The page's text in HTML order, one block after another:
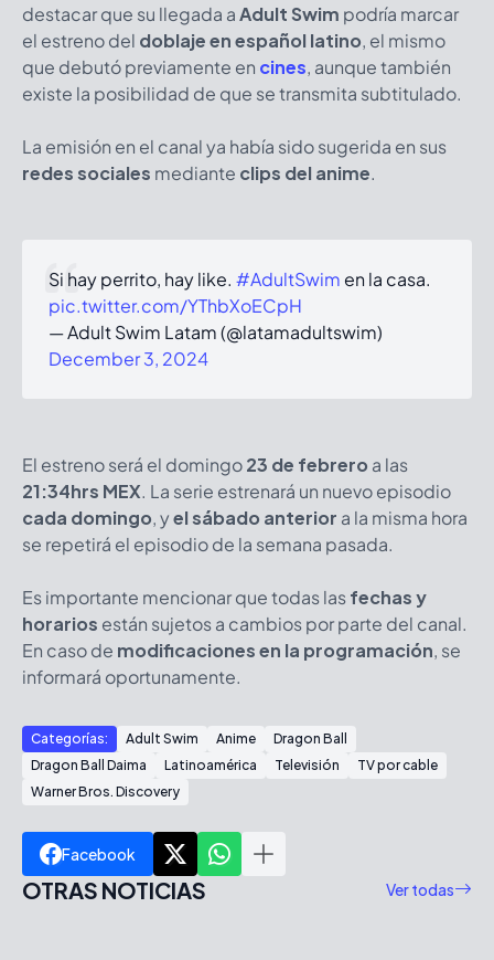
destacar que su llegada aAdult Swim podría marcar
el estreno del doblaje en español latino, el mismo
que debutó previamente en cines, aunque también
existe la posibilidad de que se transmita subtitulado.
La emisión en el canal ya había sido sugerida en sus
redes sociales mediante clips del anime.
Si hay perrito, hay like. #AdultSwim en la casa.
pic.twitter.com/YThbXoECpH
— Adult Swim Latam (@latamadultswim)
December 3, 2024
El estreno será el domingo23 de febrero a las
21:34hrs MEX. La serie estrenará un nuevo episodio
cada domingo, yel sábado anterior a la misma hora
se repetirá el episodio de la semana pasada.
Es importante mencionar que todas lasfechas y
horarios están sujetos a cambios por parte del canal.
En caso de modificaciones en la programación, se
informará oportunamente.
Categorías: Adult Swim Anime
Dragon Ball
Dragon Ball Daima
Latinoamérica Televisión
TV por cable
Warner Bros. Discovery
Facebook
OTRAS NOTICIAS Ver todas